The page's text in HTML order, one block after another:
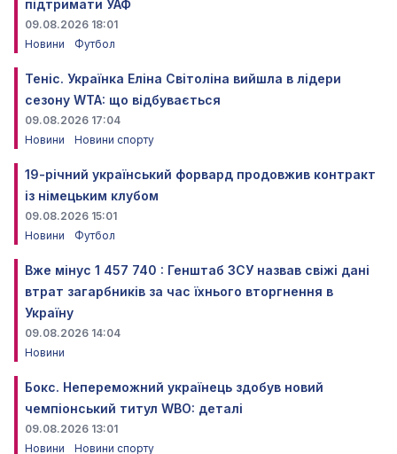
підтримати УАФ
09.08.2026 18:01
Новини
Футбол
Теніс. Українка Еліна Світоліна вийшла в лідери
сезону WTA: що відбувається
09.08.2026 17:04
Новини
Новини спорту
19-річний український форвард продовжив контракт
із німецьким клубом
09.08.2026 15:01
Новини
Футбол
Вже мінус 1 457 740 : Генштаб ЗСУ назвав свіжі дані
втрат загарбників за час їхнього вторгнення в
Україну
09.08.2026 14:04
Новини
Бокс. Непереможний українець здобув новий
чемпіонський титул WBO: деталі
09.08.2026 13:01
Новини
Новини спорту